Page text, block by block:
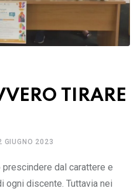
TIRARE
GIUGNO 2023
prescindere dal carattere e
ogni discente. Tuttavia nei